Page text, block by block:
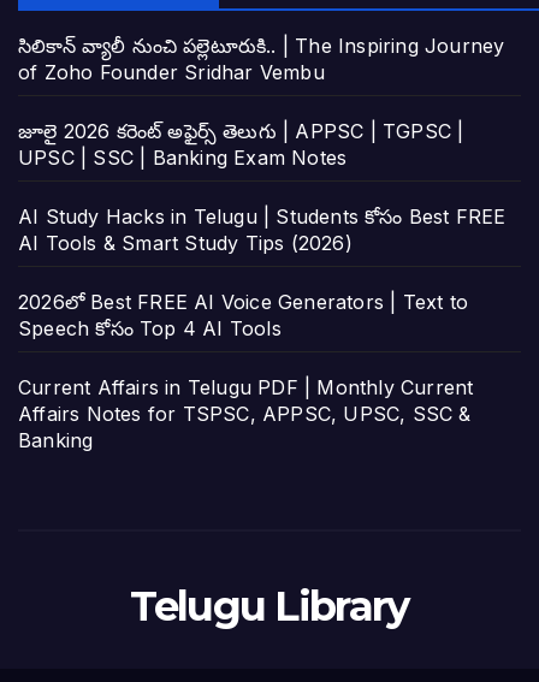
సిలికాన్ వ్యాలీ నుంచి పల్లెటూరుకి.. | The Inspiring Journey
of Zoho Founder Sridhar Vembu
జూలై 2026 కరెంట్ అఫైర్స్ తెలుగు | APPSC | TGPSC |
UPSC | SSC | Banking Exam Notes
AI Study Hacks in Telugu | Students కోసం Best FREE
AI Tools & Smart Study Tips (2026)
2026లో Best FREE AI Voice Generators | Text to
Speech కోసం Top 4 AI Tools
Current Affairs in Telugu PDF | Monthly Current
Affairs Notes for TSPSC, APPSC, UPSC, SSC &
Banking
Telugu Library